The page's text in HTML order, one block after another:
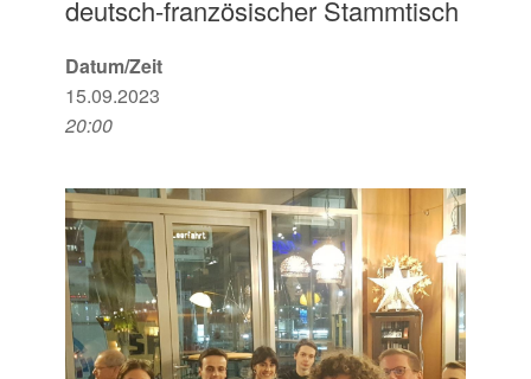
deutsch-französischer Stammtisch
Datum/Zeit
15.09.2023
20:00